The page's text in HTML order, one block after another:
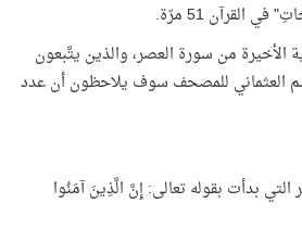
القرآن 51 مرّة.
الأخيرة من سورة العصر، والذين يتَّبعون
العثماني للمصحف سوف يلاحظون أن عدد
التي بدأت بقوله تعالى: إِنَّ الَّذِينَ آمَنُوا